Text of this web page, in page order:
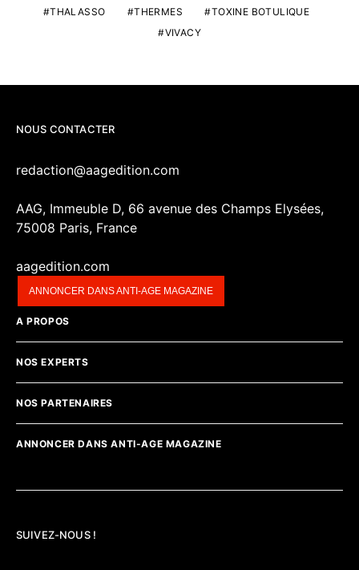
THALASSO
THERMES
TOXINE BOTULIQUE
VIVACY
NOUS CONTACTER
redaction@aagedition.com
AAG, Immeuble D, 66 avenue des Champs Elysées,
75008 Paris, France
aagedition.com
ANNONCER DANS ANTI-AGE MAGAZINE
A PROPOS
NOS EXPERTS
NOS PARTENAIRES
ANNONCER DANS ANTI-AGE MAGAZINE
SUIVEZ-NOUS !